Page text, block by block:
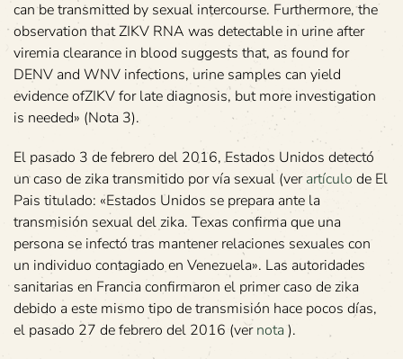
can be transmitted by sexual intercourse. Furthermore, the
observation that ZIKV RNA was detectable in urine after
viremia clearance in blood suggests that, as found for
DENV and WNV infections, urine samples can yield
evidence ofZIKV for late diagnosis, but more investigation
is needed» (Nota 3).
El pasado 3 de febrero del 2016, Estados Unidos detectó
un caso de zika transmitido por vía sexual (verartículo de El
Pais titulado: «Estados Unidos se prepara ante la
transmisión sexual del zika. Texas confirma que una
persona se infectó tras mantener relaciones sexuales con
un individuo contagiado en Venezuela». Las autoridades
sanitarias en Francia confirmaron el primer caso de zika
debido a este mismo tipo de transmisión hace pocos días,
el pasado 27 de febrero del 2016 (vernota ).